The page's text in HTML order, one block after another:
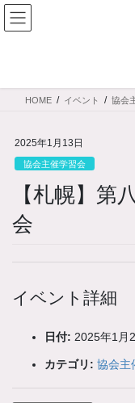
コ
ン
へ
ナ
ビ
ョ
HOME イベント 協会
2025年1月13日
協会主催学習会
【札幌】第
会
イベント詳細
日付: 2025年1月
カテゴリ: 協会主